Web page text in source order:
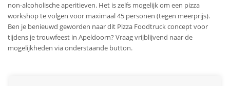
non-alcoholische aperitieven. Het is zelfs mogelijk om een pizza
workshop te volgen voor maximaal 45 personen (tegen meerprijs).
Ben je benieuwd geworden naar dit Pizza Foodtruck concept voor
tijdens je trouwfeest in Apeldoorn? Vraag vrijblijvend naar de
mogelijkheden via onderstaande button.